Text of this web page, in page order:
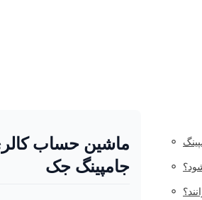
ماشین حساب
جامپینگ جک
◦
◦
◦